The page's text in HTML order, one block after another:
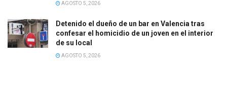
AGOSTO 5, 2026
Detenido el dueño de un bar en Valencia tras
confesar el homicidio de un joven en el interior
de su local
AGOSTO 5, 2026